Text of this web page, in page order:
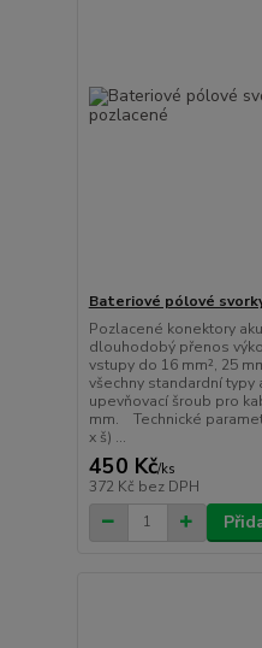
Bateriové pólové
Pozlacené konektory
dlouhodobý přenos
vstupy do 16 mm², 25
všechny standardní typy
upevňovací šroub pro
mm. Technické
x š) ...
450 Kč/ks
372 Kč bez DPH